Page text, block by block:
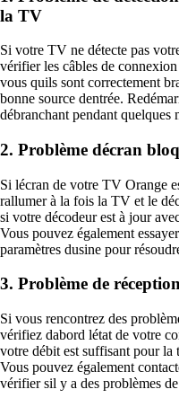
la TV
Si votre TV ne détecte pas
vérifier les câbles de
vous quils sont correctement
bonne source dentrée.
débranchant pendant quelques
2. Problème décran
Si lécran de votre TV Orange
rallumer à la fois la TV et le
si votre décodeur est à jour
Vous pouvez également
paramètres dusine pour
3. Problème de
Si vous rencontrez des
vérifiez dabord létat de votre
votre débit est suffisant pour la
Vous pouvez également
vérifier sil y a des problèmes